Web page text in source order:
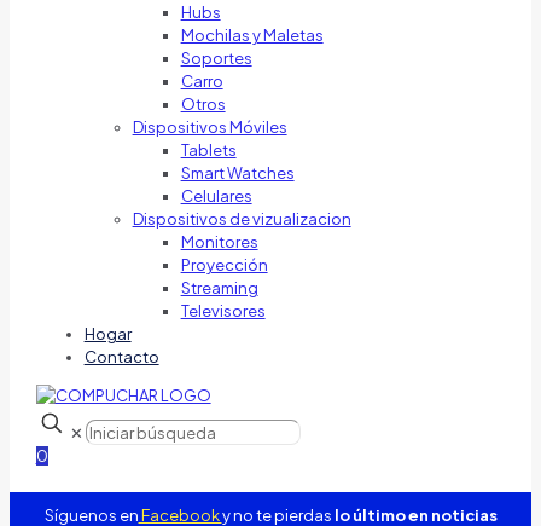
Hubs
Mochilas y Maletas
Soportes
Carro
Otros
Dispositivos Móviles
Tablets
Smart Watches
Celulares
Dispositivos de vizualizacion
Monitores
Proyección
Streaming
Televisores
Hogar
Contacto
✕
0
Síguenos enFacebooky no te pierdas lo último en noticias